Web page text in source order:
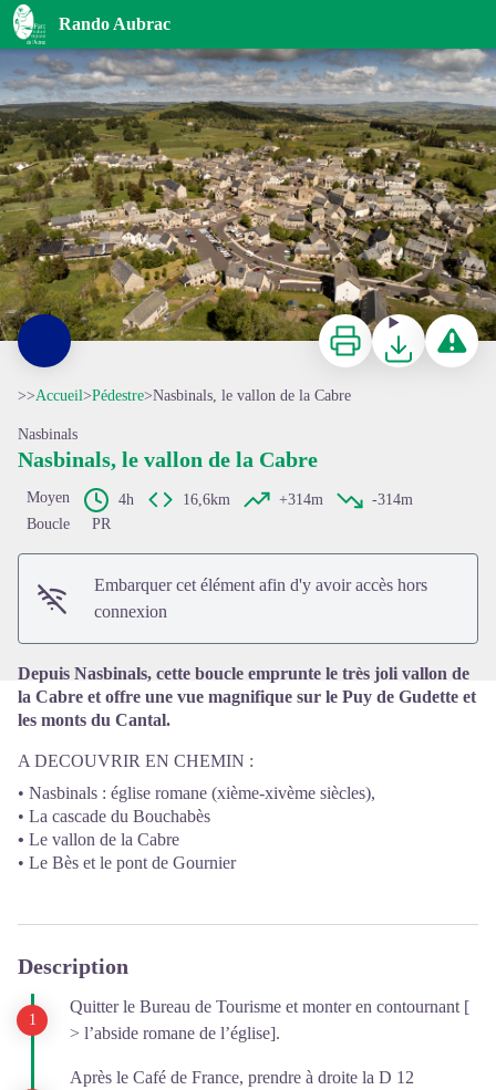
Rando Aubrac
Nasbinals, le vallon de la Cabre
ImprimerTéléchargerSignaler
>>Accueil>Pédestre>Nasbinals, le vallon de la Cabre
Nasbinals
Nasbinals, le vallon de la Cabre
Moyen 4h 16,6km +314m
-314m
Boucle
PR
Embarquer cet élément afin d'y avoir accès hors
connexion
Depuis Nasbinals, cette boucle emprunte le très joli vallon de
la Cabre et offre une vue magnifique sur le Puy de Gudette et
les monts du Cantal.
A DECOUVRIR EN CHEMIN :
• Nasbinals : église romane (xième-xivème siècles),
• La cascade du Bouchabès
• Le vallon de la Cabre
• Le Bès et le pont de Gournier
Description
Quitter le Bureau de Tourisme et monter en contournant [
> l’abside romane de l’église].
Après le Café de France, prendre à droite la D 12